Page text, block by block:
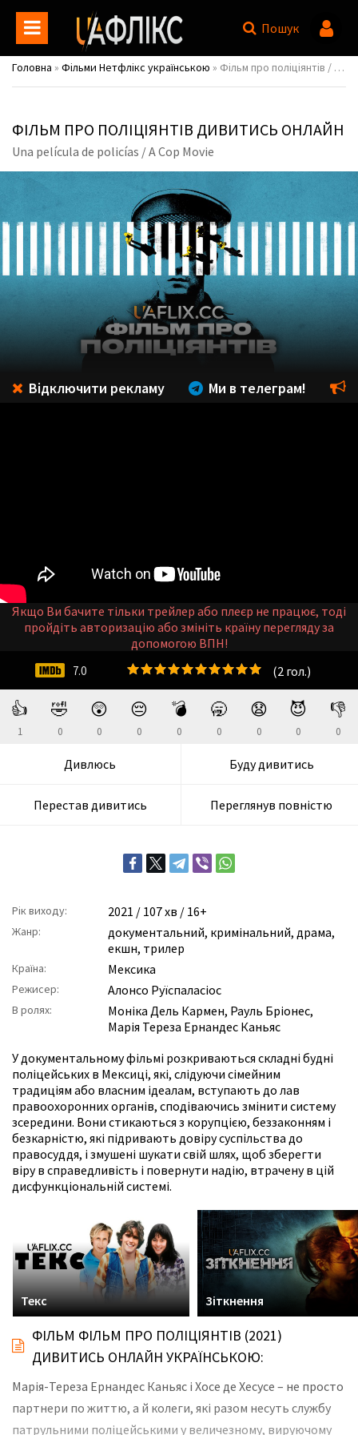
Пошук
Головна » Фільми Нетфлікс українською » Фільм про поліціянтів / Una película de policías / A Cop Movie
ФІЛЬМ ПРО ПОЛІЦІЯНТІВ ДИВИТИСЬ ОНЛАЙН
Una película de policías / A Cop Movie
👍
1
🤣
0
😲
0
😔
0
💣
0
🥱
0
😧
0
😈
0
👎
0
Дивлюсь Буду дивитись
Перестав дивитись Переглянув повністю
Рік виходу: 2021 / 107 хв / 16+
Жанр: документальний, кримінальний, драма,
екшн, трилер
Країна: Мексика
Режисер: Алонсо Руїспаласіос
В ролях: Моніка Дель Кармен, Рауль Бріонес,
Марія Тереза Ернандес Каньяс
У документальному фільмі розкриваються складні будні
поліцейських в Мексиці, які, слідуючи сімейним
традиціям або власним ідеалам, вступають до лав
правоохоронних органів, сподіваючись змінити систему
зсередини. Вони стикаються з корупцією, беззаконням і
безкарністю, які підривають довіру суспільства до
правосуддя, і змушені шукати свій шлях, щоб зберегти
віру в справедливість і повернути надію, втрачену в цій
дисфункціональній системі.
(2 гол.)
7.0
Відключити рекламу Ми в телеграм!
Якщо Ви бачите тільки трейлер або плеєр не працює, тоді
пройдіть авторизацію або змініть країну перегляду за
допомогою ВПН!
Текс Зіткнення
ФІЛЬМ ФІЛЬМ ПРО ПОЛІЦІЯНТІВ (2021)
ДИВИТИСЬ ОНЛАЙН УКРАЇНСЬКОЮ:
Марія-Тереза Ернандес Каньяс і Хосе де Хесусе – не просто
партнери по життю, а й колеги, які разом несуть службу
патрульними поліцейськими у величезному, вируючому